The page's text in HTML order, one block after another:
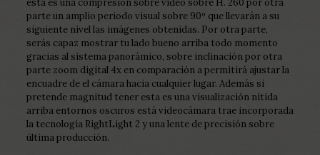
esta es una compresión sobre vídeo sobre H. 260 por otra
parte un amplio periodo visual sobre 90º que llevarán a su
siguiente nivel las imágenes obtenidas. Por otra parte,
serás capaz mostrar tu lado bueno arriba todo momento
gracias al sistema panorámico, sobre inclinación por otra
parte zoom digital 4x en comparación a permitirá ajustar la
encuadre de el cámara hacia cualquier lugar. Además si
pretende magnitud tener esta es una visualización nítida
arriba entornos oscuros está videocámara trae incorporada
la tecnología RightLight 2 y una lente de precisión sobre
última producción.